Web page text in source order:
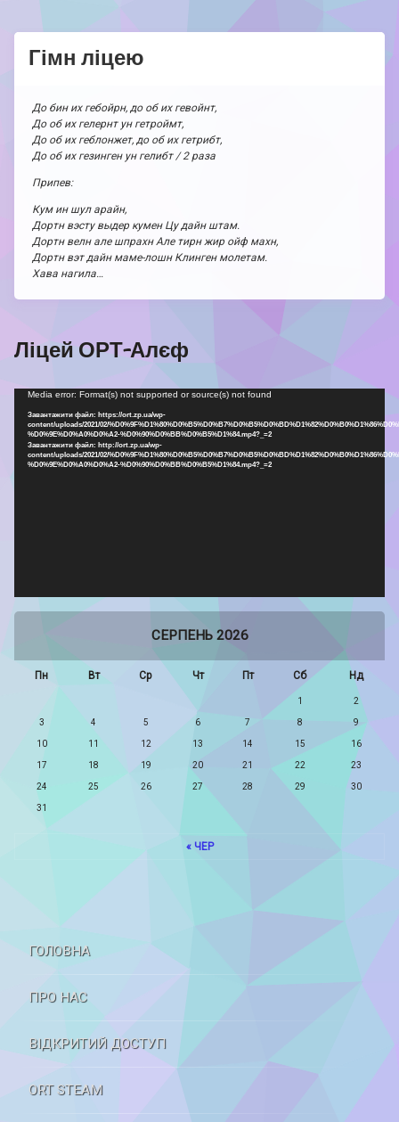
Гімн ліцею
До бин их гебойрн, до об их гевойнт,
До об их гелернт ун гетроймт,
До об их геблонжет, до об их гетрибт,
До об их гезинген ун гелибт / 2 раза
Припев:
Кум ин шул арайн,
Дортн вэсту выдер кумен Цу дайн штам.
Дортн велн але шпрахн Але тирн жир ойф махн,
Дортн вэт дайн маме-лошн Клинген молетам.
Хава нагила…
Ліцей ОРТ-Алєф
Відеопрогравач
Media error: Format(s) not supported or source(s) not found
Завантажити файл: https://ort.zp.ua/wp-
content/uploads/2021/02/
%D0%9E%D0%A0%D0%A2-%D0%90%D0%BB%D0%B5%D1%84.mp4?_=2
Завантажити файл: http://ort.zp.ua/wp-
content/uploads/2021/02/
%D0%9E%D0%A0%D0%A2-%D0%90%D0%BB%D0%B5%D1%84.mp4?_=2
СЕРПЕНЬ 2026
Пн Вт Ср Чт Пт Сб Нд
1 2
3 4 5 6 7 8 9
10 11 12 13 14 15 16
17 18 19 20 21 22 23
24 25 26 27 28 29 30
31
« ЧЕР
ГОЛОВНА
ПРО НАС
ВІДКРИТИЙ ДОСТУП
ORT STEAM